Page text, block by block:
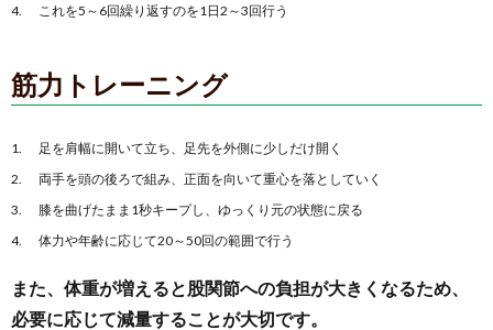
これを5～6回繰り返すのを1日2～3回行う
筋力トレーニング
足を肩幅に開いて立ち、足先を外側に少しだけ開く
両手を頭の後ろで組み、正面を向いて重心を落としていく
膝を曲げたまま1秒キープし、ゆっくり元の状態に戻る
体力や年齢に応じて20～50回の範囲で行う
また、体重が増えると股関節への負担が大きくなるため、
必要に応じて減量することが大切です。